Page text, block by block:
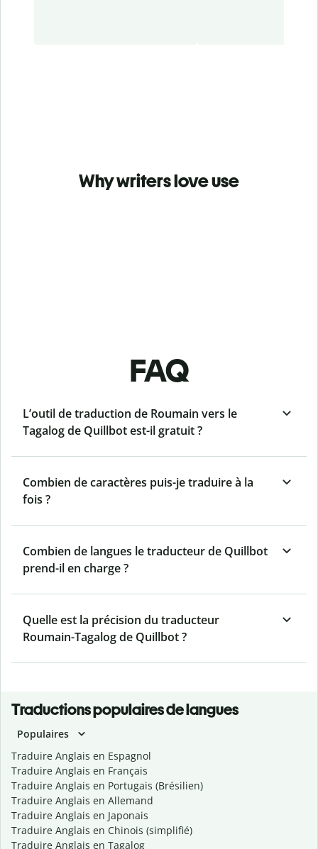
Why writers love use
FAQ
L’outil de traduction de Roumain vers le
Tagalog de Quillbot est-il gratuit ?
Combien de caractères puis-je traduire à la
fois ?
Combien de langues le traducteur de Quillbot
prend-il en charge ?
Quelle est la précision du traducteur
Roumain-Tagalog de Quillbot ?
Traductions populaires de langues
Populaires
Traduire Anglais en Espagnol
Traduire Anglais en Français
Traduire Anglais en Portugais (Brésilien)
Traduire Anglais en Allemand
Traduire Anglais en Japonais
Traduire Anglais en Chinois (simplifié)
Traduire Anglais en Tagalog